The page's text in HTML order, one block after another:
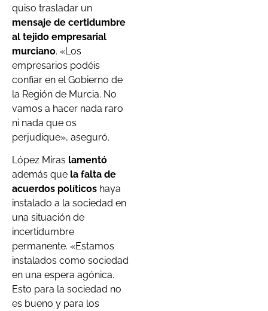
quiso trasladar un
mensaje de certidumbre
al tejido empresarial
murciano. «Los
empresarios podéis
confiar en el Gobierno de
la Región de Murcia. No
vamos a hacer nada raro
ni nada que os
perjudique», aseguró.
López Miras lamentó
además que la falta de
acuerdos políticos haya
instalado a la sociedad en
una situación de
incertidumbre
permanente. «Estamos
instalados como sociedad
en una espera agónica.
Esto para la sociedad no
es bueno y para los